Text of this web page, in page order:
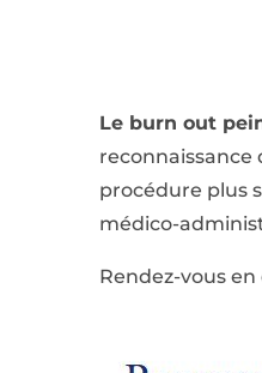
Le burn out
reconnaissance
procédure plus
médico-
Rendez-vous